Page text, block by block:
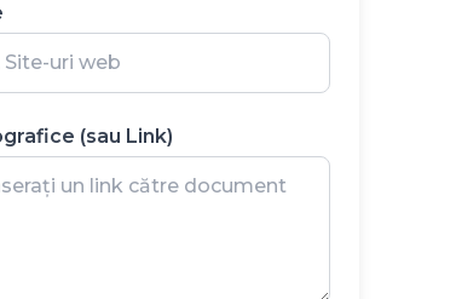
(sau Link)